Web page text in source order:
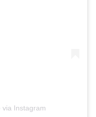
via Instagram